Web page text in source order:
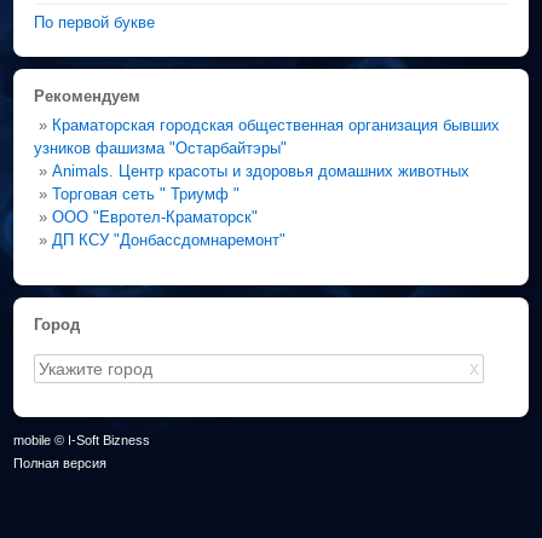
По первой букве
Рекомендуем
» Краматорская городская общественная организация бывших
узников фашизма "Остарбайтэры"
»Animals. Центр красоты и здоровья домашних животных
»Торговая сеть " Триумф "
»ООО "Евротел-Краматорск"
» ДП КСУ "Донбассдомнаремонт"
Город
X
mobile © I-Soft Bizness
Полная версия